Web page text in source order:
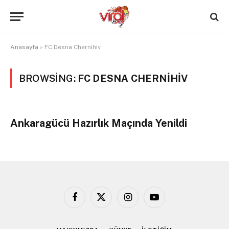
Anasayfa » FC Desna Chernihiv
BROWSING: FC DESNA CHERNIHIV
Ankaragücü Hazırlık Maçında Yenildi
Facebook
X
InstagramYouTube